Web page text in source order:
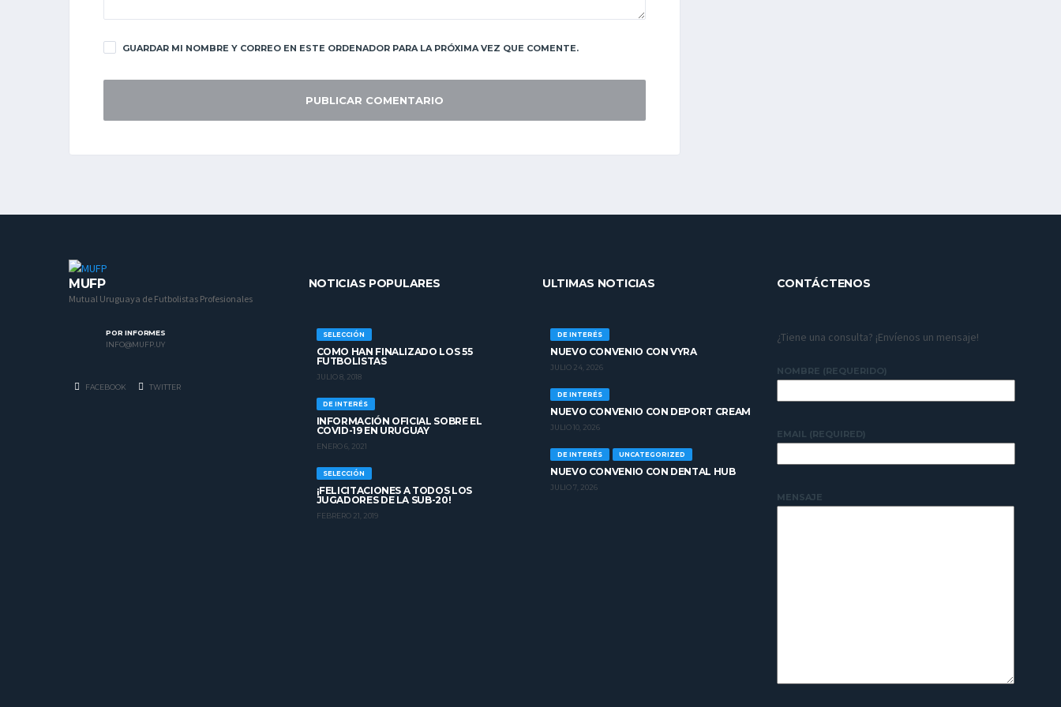
GUARDAR MI NOMBRE Y CORREO EN ESTE ORDENADOR PARA LA PRÓXIMA VEZ QUE COMENTE.
MUFP
Mutual Uruguaya de Futbolistas Profesionales
POR INFORMES
INFO@MUFP.UY
FACEBOOK TWITTER
NOTICIAS POPULARES
SELECCIÓN
COMO HAN FINALIZADO LOS 55
FUTBOLISTAS
JULIO 8, 2018
DE INTERÉS
INFORMACIÓN OFICIAL SOBRE EL
COVID-19 EN URUGUAY
ENERO 6, 2021
SELECCIÓN
¡FELICITACIONES A TODOS LOS
JUGADORES DE LA SUB-20!
FEBRERO 21, 2019
ULTIMAS NOTICIAS
DE INTERÉS
NUEVO CONVENIO CON VYRA
JULIO 24, 2026
DE INTERÉS
NUEVO CONVENIO CON DEPORT CREAM
JULIO 10, 2026
DE INTERÉS UNCATEGORIZED
NUEVO CONVENIO CON DENTAL HUB
JULIO 7, 2026
CONTÁCTENOS
¿Tiene una consulta? ¡Envíenos un mensaje!
NOMBRE (REQUERIDO)
EMAIL (REQUIRED)
MENSAJE